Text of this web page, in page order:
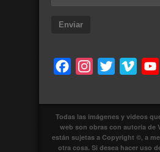
Enviar
FacebookInstagram
Twitter Vimeo
Todas las imágenes y videos
web son obras con autoría de
están sujetas a Copyright ©, a
otra cosa. Si desea hacer uso